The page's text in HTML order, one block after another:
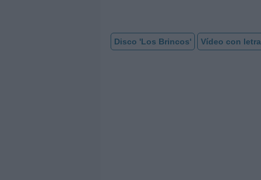
Disco 'Los Brincos' Vídeo con letra